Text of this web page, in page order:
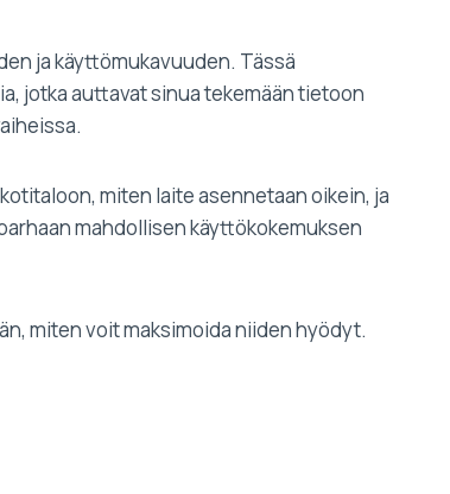
ja käyttömukavuuden. Tässä
jotka auttavat sinua tekemään tietoon
miten laite asennetaan oikein, ja
mahdollisen käyttökokemuksen
miten voit maksimoida niiden hyödyt.